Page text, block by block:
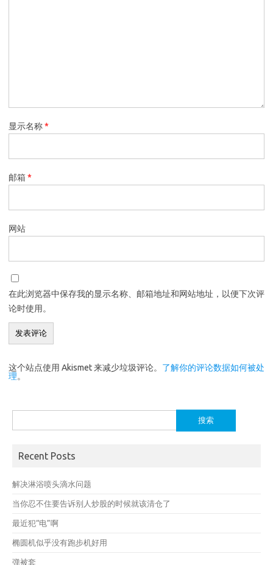
显示名称*
邮箱*
网站
在此浏览器中保存我的显示名称、邮箱地址和网站地址，以便下次评
论时使用。
这个站点使用 Akismet 来减少垃圾评论。 了解你的评论数据如何被处
理。
索：
Recent Posts
解决淋浴喷头滴水问题
当你忍不住要告诉别人炒股的时候就该清仓了
最近犯“电”啊
椭圆机似乎没有跑步机好用
弹被套